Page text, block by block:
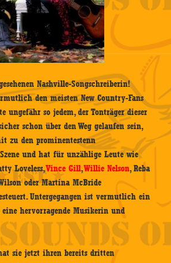
Nashville-Songschreiberin!
den meisten New Country-Fans
ungefähr so jedem, der Tonträger dieser
schon über den Weg gelaufen sein,
zu den prominentestenn
und hat für unzählige Leute wie
Loveless,Vince Gill,Willie Nelson, Reba
oder Martina McBride
Untergegangen ist vermutlich ein
eine hervorragende Musikerin und
sie jetzt ihren bereits dritten